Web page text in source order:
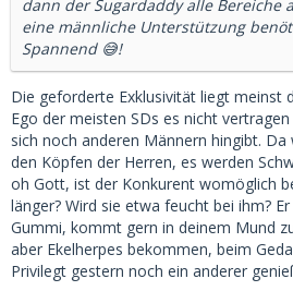
dann der Sugardaddy alle Bereiche
eine männliche Unterstützung
Spannend 😅!
Die geforderte Exklusivität liegt meinst
Ego der meisten SDs es nicht
sich noch anderen Männern hingibt.
den Köpfen der Herren, es werden
oh Gott, ist der Konkurent womöglich
länger? Wird sie etwa feucht bei ihm?
Gummi, kommt gern in deinem Mund
aber Ekelherpes bekommen, beim
Privilegt gestern noch ein anderer